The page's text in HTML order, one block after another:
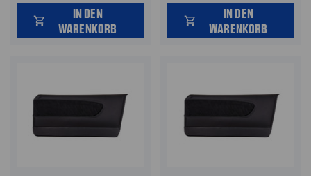
shopping_cart
IN DEN
WARENKORB
shopping_cart
IN DEN
WARENKORB